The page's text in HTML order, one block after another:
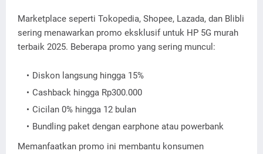
Marketplace seperti Tokopedia, Shopee, Lazada, dan Blibli
sering menawarkan promo eksklusif untuk HP 5G murah
terbaik 2025. Beberapa promo yang sering muncul:
Diskon langsung hingga 15%
Cashback hingga Rp300.000
Cicilan 0% hingga 12 bulan
Bundling paket dengan earphone atau powerbank
Memanfaatkan promo ini membantu konsumen